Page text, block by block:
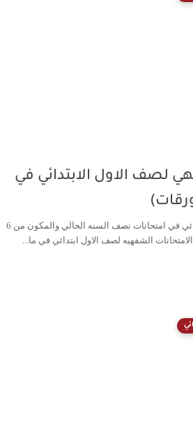
لصف الاول الابتدائي في
اسئلة العلوم لصف الاول ابتدائي في امتحانات نصف السنه الحالي والمكون من 6
الشفهيه لصف الاول ابتدائي في ما...